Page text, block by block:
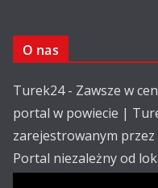
O nas
Turek24 - Zawsze w
portal w powiecie |
zarejestrowanym przez
Portal niezależny od